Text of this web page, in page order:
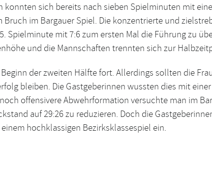
konnten sich bereits nach sieben Spielminuten mit
im Bargauer Spiel. Die konzentrierte und
Spielminute mit 7:6 zum ersten Mal die Führung zu
und die Mannschaften trennten sich zur
der zweiten Hälfte fort. Allerdings sollten die
bleiben. Die Gastgeberinnen wussten dies mit
offensivere Abwehrformation versuchte man im
auf 29:26 zu reduzieren. Doch die
hochklassigen Bezirksklassespiel ein.